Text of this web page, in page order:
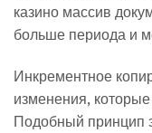
казино массив
больше периода и
Инкрементное
изменения,
Подобный принцип